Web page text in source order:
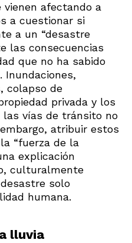
afectando a
a cuestionar si
a un “desastre
las consecuencias
que no ha sabido
Inundaciones,
colapso de
privada y los
las vías de tránsito no
atribuir estos
“fuerza de la
explicación
culturalmente
solo
humana.
lluvia